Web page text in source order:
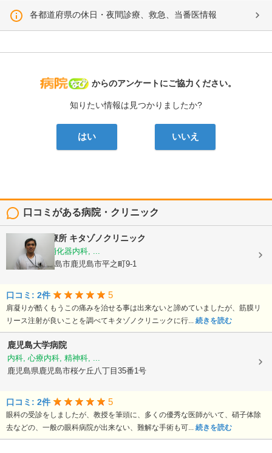
各都道府県の休日・夜間診療、救急、当番医情報
病院なび
からのアンケートにご協力ください。
知りたい情報は見つかりましたか?
はい いいえ
口コミがある病院・クリニック
夜間休日診療所 キタゾノクリニック
内科, 外科, 消化器内科, ...
鹿児島県鹿児島市鹿児島市平之町9-1
口コミ: 2件 5
肩凝りが酷くもうこの痛みを治せる事は出来ないと諦めていましたが、筋膜リ
リース注射が良いことを調べてキタゾノクリニックに行... 続きを読む
鹿児島大学病院
内科, 心療内科, 精神科, ...
鹿児島県鹿児島市桜ケ丘八丁目35番1号
口コミ: 2件 5
眼科の受診をしましたが、教授を筆頭に、多くの優秀な医師がいて、硝子体除
去などの、一般の眼科病院が出来ない、難解な手術も可... 続きを読む